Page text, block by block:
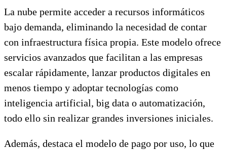
La nube permite acceder a recursos informáticos
bajo demanda, eliminando la necesidad de contar
con infraestructura física propia. Este modelo ofrece
servicios avanzados que facilitan a las empresas
escalar rápidamente, lanzar productos digitales en
menos tiempo y adoptar tecnologías como
inteligencia artificial, big data o automatización,
todo ello sin realizar grandes inversiones iniciales.
Además, destaca el modelo de pago por uso, lo que